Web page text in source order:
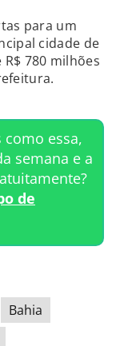
para um
cidade de
780 milhões
essa,
semana e a
de
Bahia